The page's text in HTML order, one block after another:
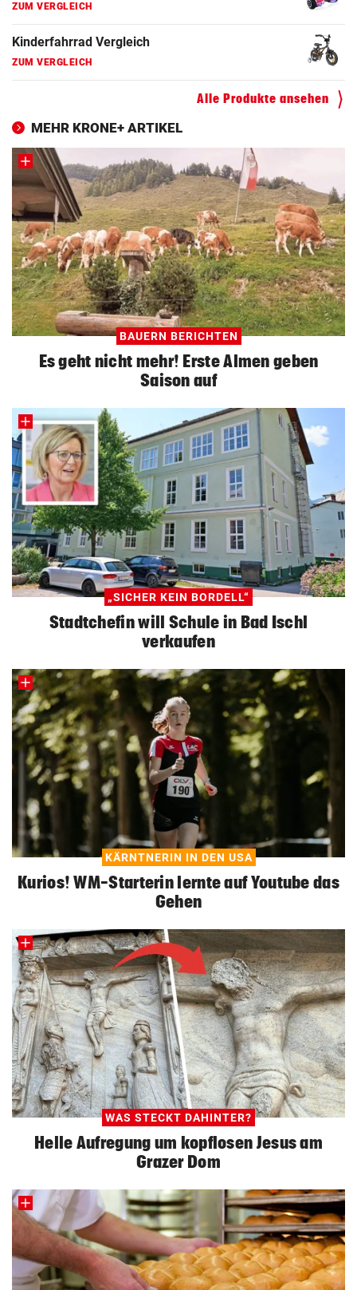
ZUM VERGLEICH
Ergometer Vergleich
ZUM VERGLEICH
Fahrradanhänger Vergleich
ZUM VERGLEICH
Faszienrolle Vergleich
ZUM VERGLEICH
Hoverboard Vergleich
ZUM VERGLEICH
Kinderfahrrad Vergleich
Alle Produkte ansehen
MEHR KRONE+ ARTIKEL
BAUERN BERICHTEN
Es geht nicht mehr! Erste Almen geben
Saison auf
„SICHER KEIN BORDELL“
Stadtchefin will Schule in Bad Ischl
verkaufen
KÄRNTNERIN IN DEN USA
Kurios! WM-Starterin lernte auf Youtube das
Gehen
WAS STECKT DAHINTER?
Helle Aufregung um kopflosen Jesus am
Grazer Dom